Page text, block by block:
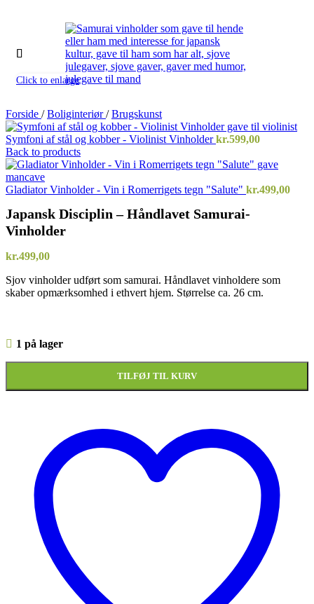
Click to enlarge
Forside / Boliginteriør/ Brugskunst
Symfoni af stål og kobber - Violinist Vinholderkr.599,00
Back to products
Gladiator Vinholder - Vin i Romerrigets tegn "Salute" kr.499,00
Japansk Disciplin – Håndlavet Samurai-
Vinholder
kr.499,00
Sjov vinholder udført som samurai. Håndlavet vinholdere som
skaber opmærksomhed i ethvert hjem. Størrelse ca. 26 cm.
1 på lager
TILFØJ TIL KURV